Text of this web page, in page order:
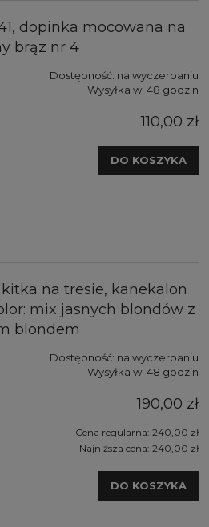
dopinka mocowana na
brąz nr 4
Dostępność: na wyczerpaniu
Wysyłka w: 48 godzin
110,00 zł
DO KOSZYKA
na tresie, kanekalon
mix jasnych blondów z
blondem
Dostępność: na wyczerpaniu
Wysyłka w: 48 godzin
190,00 zł
Cena regularna: 240,00 zł
Najniższa cena: 240,00 zł
DO KOSZYKA